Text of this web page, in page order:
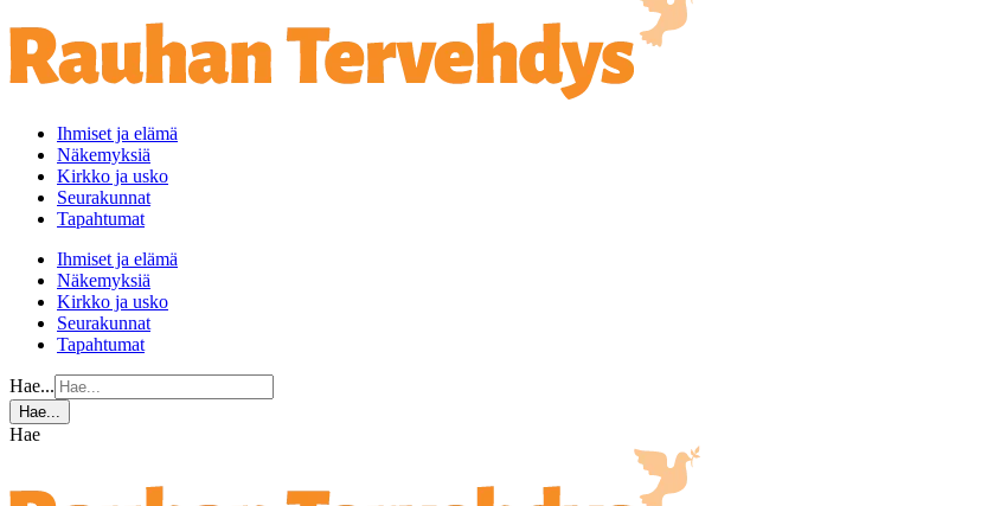
Ihmiset ja elämä
Näkemyksiä
Kirkko ja usko
Seurakunnat
Tapahtumat
Ihmiset ja elämä
Näkemyksiä
Kirkko ja usko
Seurakunnat
Tapahtumat
Hae...
Hae...
Hae